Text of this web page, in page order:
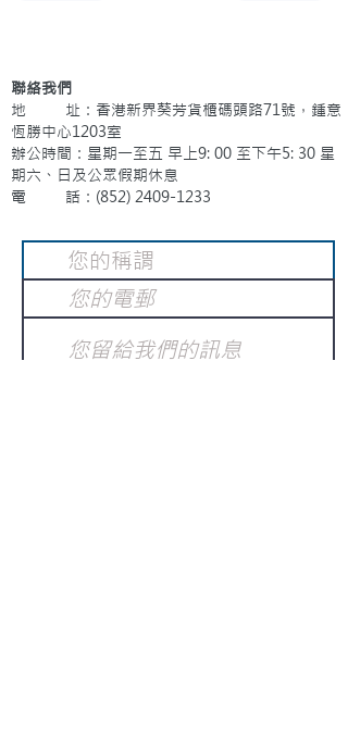
聯絡我們
地 址：香港新界葵芳貨櫃碼頭路71號，鍾意
恆勝中心1203室
辦公時間：星期一至五 早上9: 00 至下午5: 30 星
期六、日及公眾假期休息
電 話：(852) 2409-1233